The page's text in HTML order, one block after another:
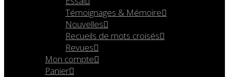
Témoignages & Mémoire
Nouvelles
Recueils de mots croisés
Revues
Mon compte
Panier